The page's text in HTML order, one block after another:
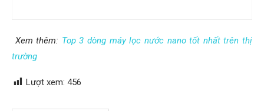
Xem thêm: Top 3 dòng máy lọc nước nano tốt nhất trên thị
trường
Lượt xem: 456